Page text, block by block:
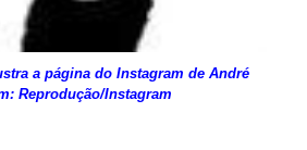
a página do Instagram de André
Reprodução/Instagram